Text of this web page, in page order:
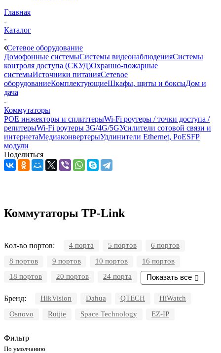
Главная
-
Каталог
-
Сетевое оборудование
Домофонные системыСистемы видеонаблюденияСистемы
контроля доступа (СКУД)Охранно-пожарные
системыИсточники питанияСетевое
оборудованиеКомплектующиеШкафы, щиты и боксыДом и
дача
-
Коммутаторы
POE инжекторы и сплиттерыWi-Fi роутеры / точки доступа /
репитерыWi-Fi роутеры 3G/4G/5GУсилители сотовой связи и
интернетаМедиаконвертерыУдлинители Ethernet, PoESFP
модули
Поделиться
Коммутаторы TP-Link
Кол-во портов: 4 порта 5 портов
6 портов
8 портов
9 портов 10 портов
16 портов
18 портов
20 портов 24 порта Показать все
Бренд: HikVision Dahua QTECH
HiWatch
Osnovo
Ruijie Space Technology EZ-IP
Фильтр
По умолчанию